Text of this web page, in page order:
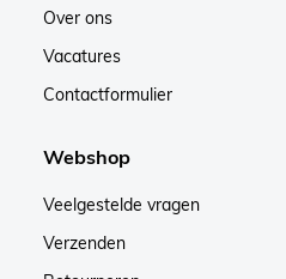
Over ons
Vacatures
Contactformulier
Webshop
Veelgestelde vragen
Verzenden